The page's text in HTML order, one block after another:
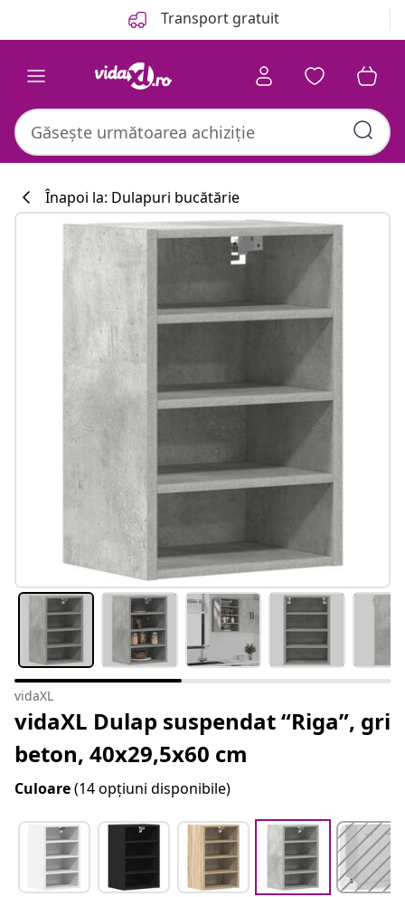
Transport gratuit
Înapoi la: Dulapuri bucătărie
vidaXL
vidaXL Dulap suspendat “Riga”, gri
beton, 40x29,5x60 cm
Culoare(14 opțiuni disponibile)